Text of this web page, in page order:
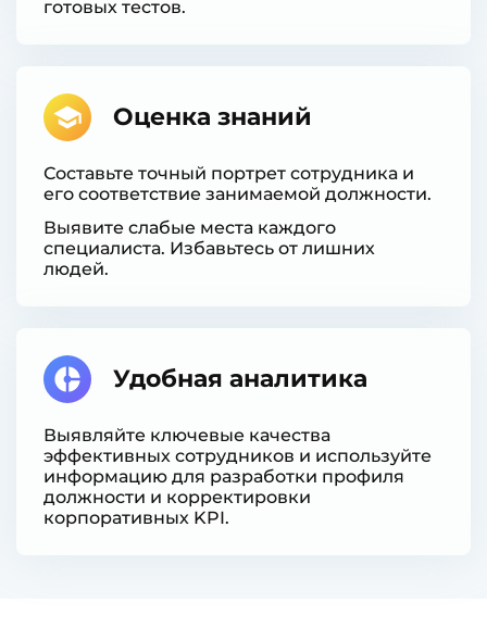
готовых тестов.
Оценка знаний
Составьте точный портрет сотрудника и
его соответствие занимаемой должности.
Выявите слабые места каждого
специалиста. Избавьтесь от лишних
людей.
Удобная аналитика
Выявляйте ключевые качества
эффективных сотрудников и используйте
информацию для разработки профиля
должности и корректировки
корпоративных KPI.